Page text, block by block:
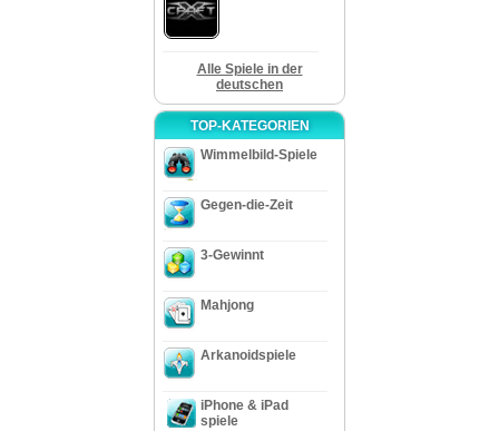
Alle Spiele in der
deutschen
TOP-KATEGORIEN
Wimmelbild-Spiele
Gegen-die-Zeit
3-Gewinnt
Mahjong
Arkanoidspiele
iPhone & iPad
spiele